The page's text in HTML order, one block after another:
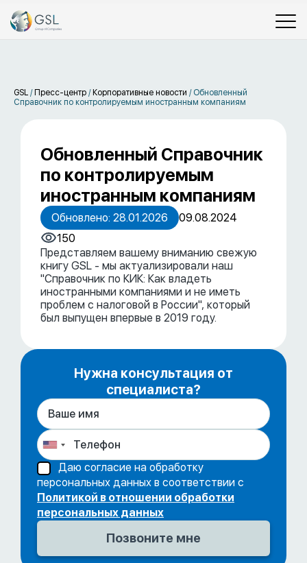
GSL / Пресс-центр / Корпоративные новости / Обновленный
Справочник по контролируемым иностранным компаниям
Обновленный Справочник
по контролируемым
иностранным компаниям
Обновлено: 28.01.2026
09.08.2024
150
Представляем вашему вниманию свежую
книгу GSL - мы актуализировали наш
"Справочник по КИК: Как владеть
иностранными компаниями и не иметь
проблем c налоговой в России", который
был выпущен впервые в 2019 году.
Нужна консультация от
специалиста?
Даю согласие на обработку
персональных данных в соответствии с
Политикой в отношении обработки
персональных данных